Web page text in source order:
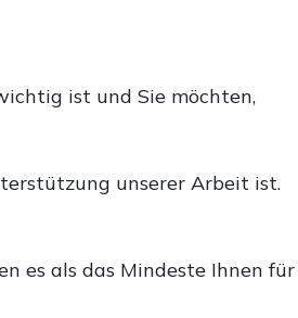
ist und Sie möchten,
unserer Arbeit ist.
es als das Mindeste Ihnen für